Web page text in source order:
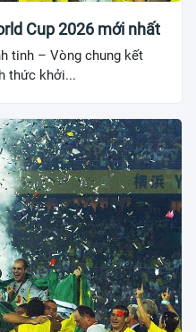
Cup 2026 mới nhất
tinh – Vòng chung kết
thức khởi...